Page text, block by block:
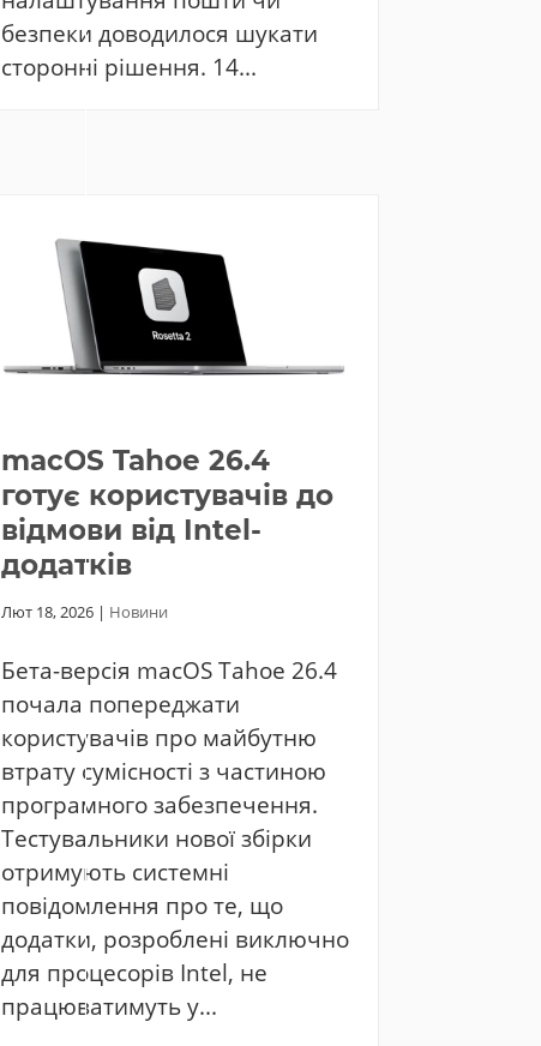
безпеки доводилося шукати
сторонні рішення. 14...
macOS Tahoe 26.4
готує користувачів до
відмови від Intel-
додатків
Лют 18, 2026 | Новини
Бета-версія macOS Tahoe 26.4
почала попереджати
користувачів про майбутню
втрату сумісності з частиною
програмного забезпечення.
Тестувальники нової збірки
отримують системні
повідомлення про те, що
додатки, розроблені виключно
для процесорів Intel, не
працюватимуть у...